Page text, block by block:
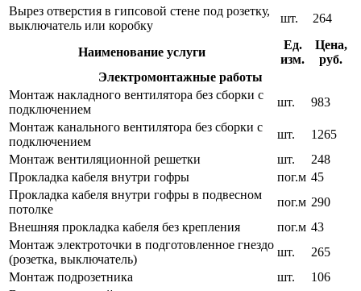
Вырез отверстия в гипсовой стене под розетку,
выключатель или коробку
шт. 264
Наименование услуги
Ед.
изм.
Цена,
руб.
Электромонтажные работы
Монтаж накладного вентилятора без сборки с
подключением
шт.
983
Монтаж канального вентилятора без сборки с
подключением
шт.
1265
Монтаж вентиляционной решетки
шт.
248
Прокладка кабеля внутри гофры
пог.м 45
Прокладка кабеля внутри гофры в подвесном
потолке
пог.м 290
Внешняя прокладка кабеля без крепления
пог.м 43
Монтаж электроточки в подготовленное гнездо
(розетка, выключатель)
шт.
265
Монтаж подрозетника
шт.
106